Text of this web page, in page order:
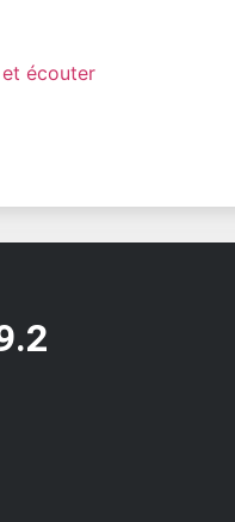
écouter